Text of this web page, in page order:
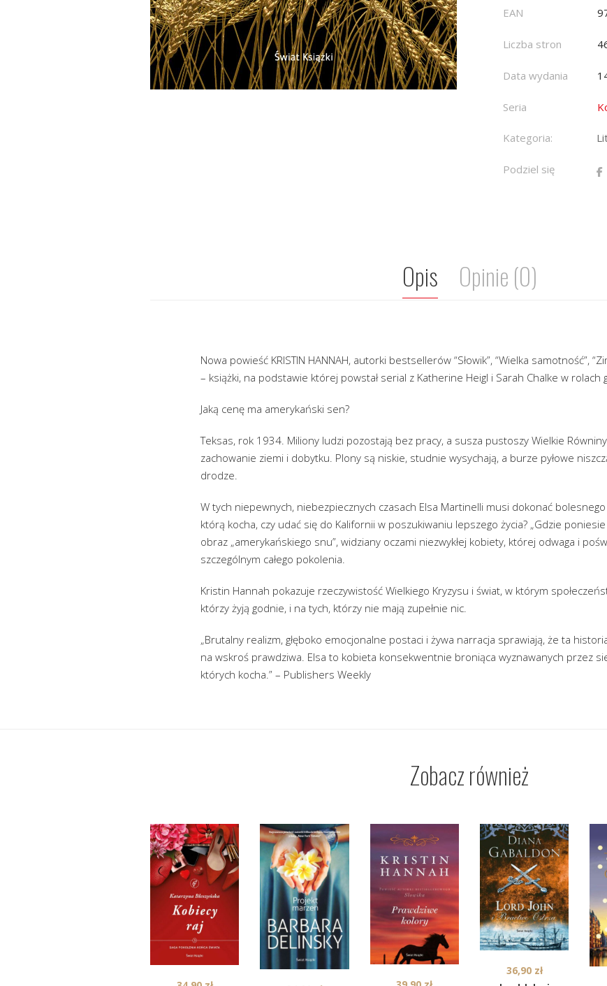
EAN
Liczba stron
Data wydania
Seria
Kategoria:
Podziel się
Opis Opinie (0)
Nowa powieść KRISTIN HANNAH, autorki bestsellerów “Słowik”, “Wielka samotność”,
– książki, na podstawie której powstał serial z Katherine Heigl i Sarah Chalke w rolach
Jaką cenę ma amerykański sen?
Teksas, rok 1934. Miliony ludzi pozostają bez pracy, a susza pustoszy Wielkie
zachowanie ziemi i dobytku. Plony są niskie, studnie wysychają, a burze pyłowe
drodze.
W tych niepewnych, niebezpiecznych czasach Elsa Martinelli musi dokonać
którą kocha, czy udać się do Kalifornii w poszukiwaniu lepszego życia? „Gdzie
obraz „amerykańskiego snu”, widziany oczami niezwykłej kobiety, której odwaga i
szczególnym całego pokolenia.
Kristin Hannah pokazuje rzeczywistość Wielkiego Kryzysu i świat, w którym
którzy żyją godnie, i na tych, którzy nie mają zupełnie nic.
„Brutalny realizm, głęboko emocjonalne postaci i żywa narracja sprawiają, że ta
na wskroś prawdziwa. Elsa to kobieta konsekwentnie broniąca wyznawanych przez
których kocha.” – Publishers Weekly
Zobacz również
36,90 zł